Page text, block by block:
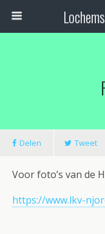
Delen Tweet
Voor foto’s van de
https://www.lkv-